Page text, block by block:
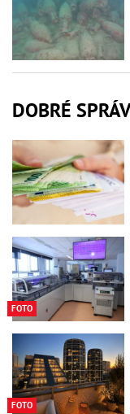
DOBRÉ
FOTO
FOTO